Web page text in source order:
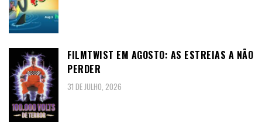
FILMTWIST EM AGOSTO: AS ESTREIAS A NÃO
PERDER
31 DE JULHO, 2026